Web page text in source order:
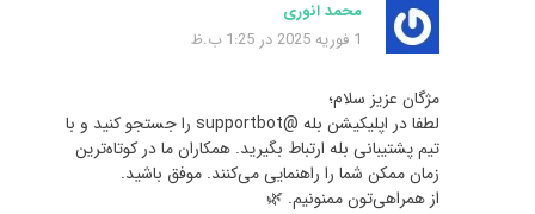
محمد انوری
1 فوریه 2025 در 1:25 ب.ظ
مژگان عزیز سلام؛
لطفا در اپلیکیشن بله @supportbot را جستجو کنید و با
تیم پشتیبانی بله ارتباط بگیرید. همکاران ما در کوتاه‌ترین
زمان ممکن شما را راهنمایی می‌کنند. موفق باشید.
از همراهی‌تون ممنونیم. 🌿